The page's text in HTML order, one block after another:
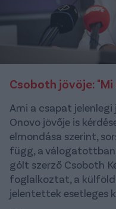
Csoboth jövöje:
Ami a csapat
Onovo jövője is
elmondása szerint,
függ, a válogatottban
gólt szerző Csoboth
foglalkoztat, a
jelentettek esetleges